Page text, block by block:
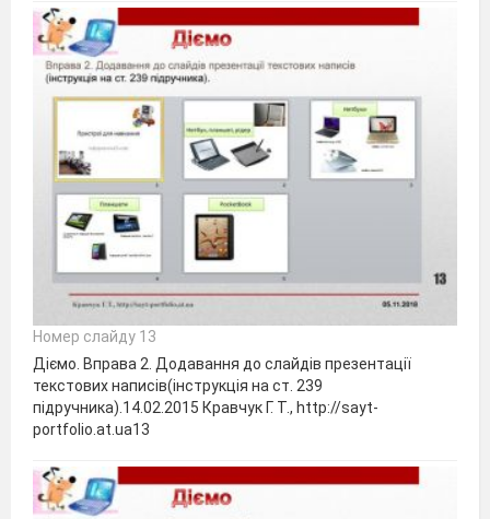
Номер слайду 13
Діємо. Вправа 2. Додавання до слайдів презентації
текстових написів(інструкція на ст. 239
підручника).14.02.2015 Кравчук Г. Т., http://sayt-
portfolio.at.ua13